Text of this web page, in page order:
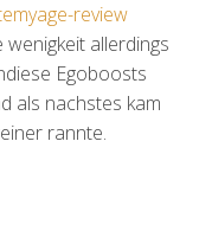
review
allerdings
Egoboosts
als nachstes kam
rannte.